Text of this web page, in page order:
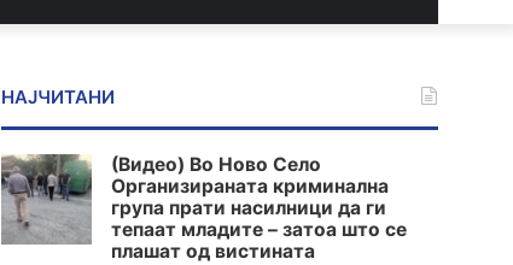
НАЈЧИТАНИ
(Видео) Во Ново Село
Организираната криминална
група прати насилници да ги
тепаат младите – затоа што се
плашат од вистината